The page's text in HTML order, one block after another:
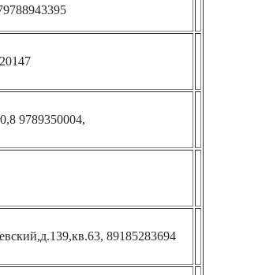
9789350004,
89185283694